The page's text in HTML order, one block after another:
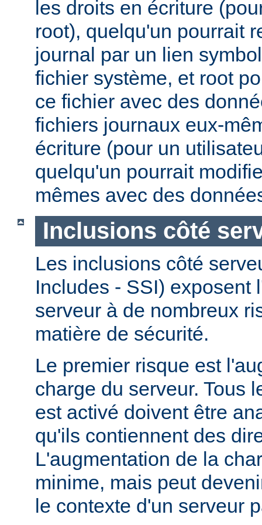
les droits en écriture
root), quelqu'un pourrait
journal par un lien
fichier système, et root
ce fichier avec des
fichiers journaux eux-
écriture (pour un
quelqu'un pourrait
mêmes avec des
Inclusions côté
Les inclusions côté
Includes - SSI) exposent
serveur à de nombreux
matière de sécurité.
Le premier risque est
charge du serveur. Tous
est activé doivent être
qu'ils contiennent des
L'augmentation de la
minime, mais peut
le contexte d'un serveur